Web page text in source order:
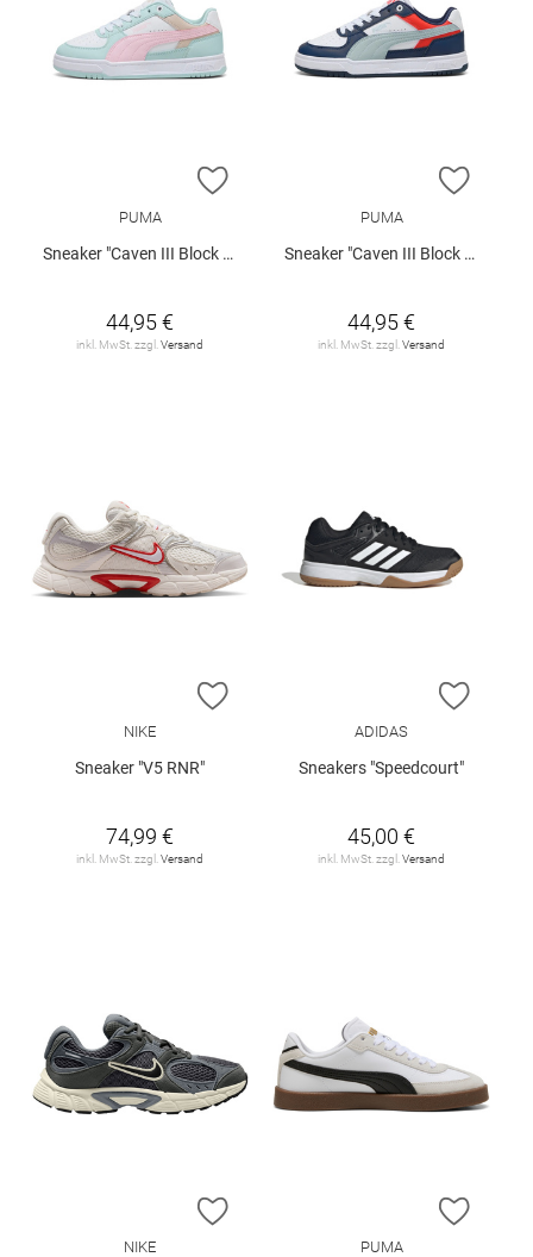
ZUR WUNSCHLISTE HINZUFÜGEN
PUMA
Sneaker "Caven III Block Jr."
44,95 €
inkl. MwSt. zzgl. Versand
ZUR
PUMA
Sneaker "Caven III Block Jr."
44,95 €
inkl. MwSt. zzgl. Versand
ZUR WUNSCHLISTE HINZUFÜGEN
NIKE
Sneaker "V5 RNR"
74,99 €
inkl. MwSt. zzgl.Versand
ZUR
ADIDAS
Sneakers "Speedcourt"
45,00 €
inkl. MwSt. zzgl.Versand
ZUR WUNSCHLISTE HINZUFÜGEN
NIKE
ZUR
PUMA